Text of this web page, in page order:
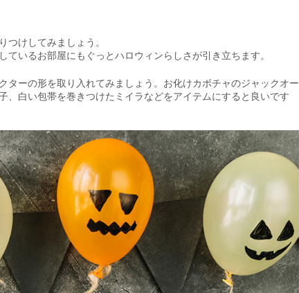
つけしてみましょう。
いるお部屋にもぐっとハロウィンらしさが引き立ちます。
ターの形を取り入れてみましょう。お化けカボチャのジャックオー
、白い包帯を巻きつけたミイラなどをアイテムにすると良いです